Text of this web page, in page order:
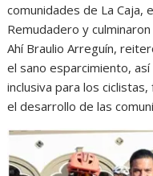
comunidades de La Caja,
Remudadero y
Ahí Braulio Arreguín,
el sano esparcimiento,
inclusiva para los
el desarrollo de las